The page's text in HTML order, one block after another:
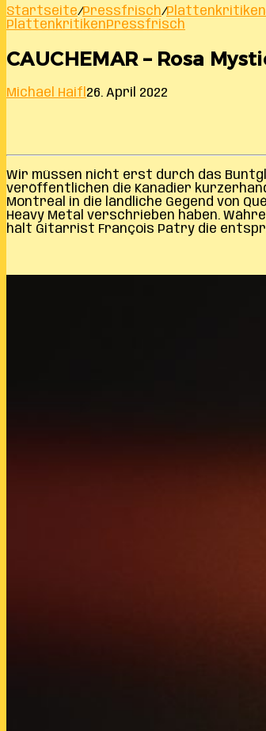
Startseite/Pressfrisch/Plattenkritiken
PlattenkritikenPressfrisch
CAUCHEMAR – Rosa
Michael Haifl 26. April 2022
Wir müssen nicht erst durch das
veröffentlichen die Kanadier
Montréal in die ländliche Gegend von
Heavy Metal verschrieben haben.
hält Gitarrist François Patry die